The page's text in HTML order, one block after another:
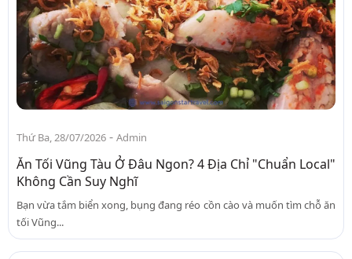
Thứ Ba, 28/07/2026 - Admin
Ăn Tối Vũng Tàu Ở Đâu Ngon? 4 Địa Chỉ "Chuẩn Local"
Không Cần Suy Nghĩ
Bạn vừa tắm biển xong, bụng đang réo cồn cào và muốn tìm chỗ ăn
tối Vũng...